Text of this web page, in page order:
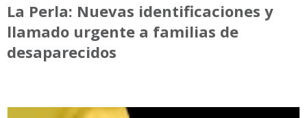
La Perla: Nuevas identificaciones y
llamado urgente a familias de
desaparecidos